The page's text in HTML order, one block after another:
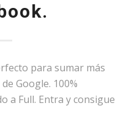
para sumar más
Google. 100%
a Full. Entra y consigue